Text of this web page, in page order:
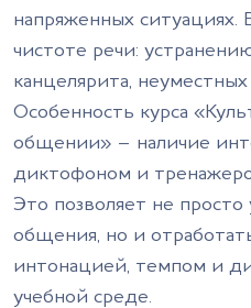
напряженных
чистоте речи:
канцелярита,
Особенность курса
общении» – наличие
диктофоном и
Это позволяет не просто
общения, но и
интонацией, темпом и
учебной среде.